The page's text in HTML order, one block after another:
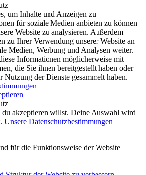
um Inhalte und Anzeigen zu
für soziale Medien anbieten zu können
Website zu analysieren. Außerdem
zu Ihrer Verwendung unserer Website an
Medien, Werbung und Analysen weiter.
Informationen möglicherweise mit
die Sie ihnen bereitgestellt haben oder
Nutzung der Dienste gesammelt haben.
du akzeptieren willst. Deine Auswahl wird
Unsere Datenschutzbestimmungen
für die Funktionsweise der Website